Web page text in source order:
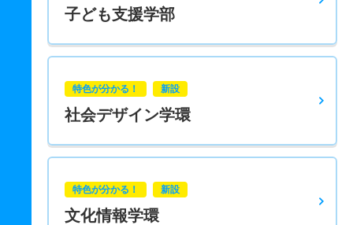
子ども支援学部
特色が分かる！ 新設
社会デザイン学環
特色が分かる！ 新設
文化情報学環